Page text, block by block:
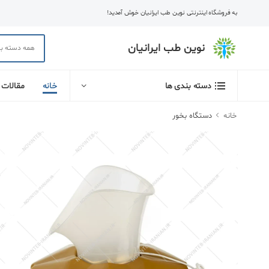
به فروشگاه اینترنتی نوین طب ایرانیان خوش آمدید!
نوین طب ایرانیان
دسته بندی ها خانه مقالات
خانه دستگاه بخور